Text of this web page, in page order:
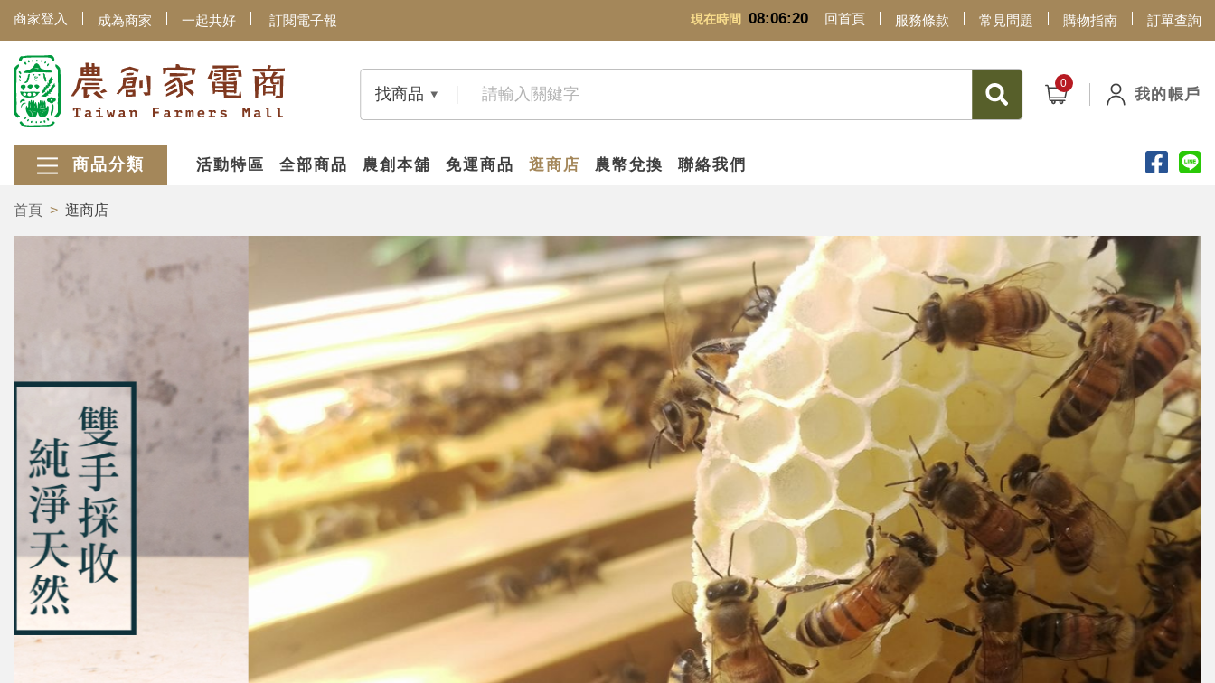
現在時間 08:06:21
商家登入 成為商家 一起共好 訂閱電子報 回首頁 服務條款 常見問題 購物指南 訂單查詢
找商品 我的帳戶
商品分類 活動特區 全部商品 農創本舖 免運商品 逛商店 農幣兌換 聯絡我們
首頁 逛商店